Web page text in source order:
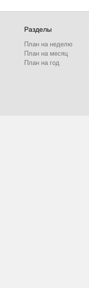
Разделы
План на неделю
План на месяц
План на год